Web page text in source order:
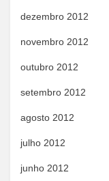
dezembro 2012
novembro 2012
outubro 2012
setembro 2012
agosto 2012
julho 2012
junho 2012